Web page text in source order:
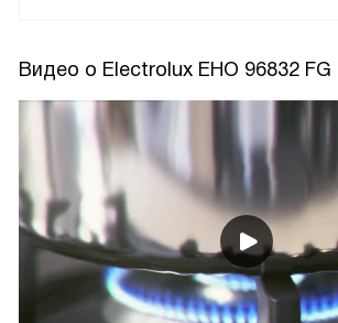
Видео о Electrolux EHO 96832 FG